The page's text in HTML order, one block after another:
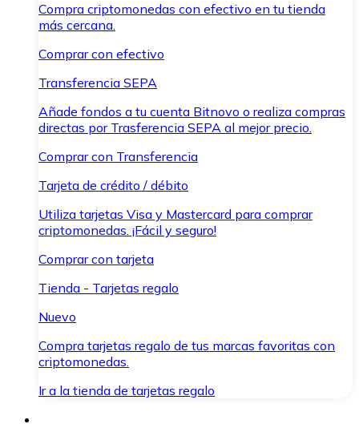
Compra criptomonedas con efectivo en tu tienda
más cercana.
Comprar con efectivo
Transferencia SEPA
Añade fondos a tu cuenta Bitnovo o realiza compras
directas por Trasferencia SEPA al mejor precio.
Comprar con Transferencia
Tarjeta de crédito / débito
Utiliza tarjetas Visa y Mastercard para comprar
criptomonedas. ¡Fácil y seguro!
Comprar con tarjeta
Tienda - Tarjetas regalo
Nuevo
Compra tarjetas regalo de tus marcas favoritas con
criptomonedas.
Ir a la tienda de tarjetas regalo